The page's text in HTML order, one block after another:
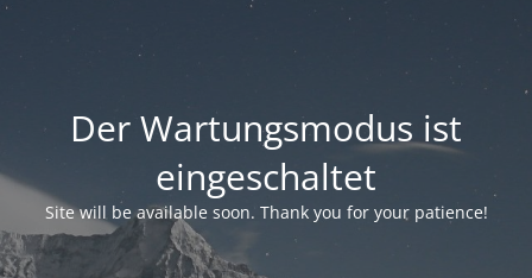
Der Wartungsmodus ist
eingeschaltet
Site will be available soon. Thank you for your patience!